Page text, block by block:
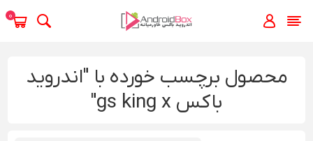
0
محصول برچسب خورده با "اندروید
باکس gs king x"